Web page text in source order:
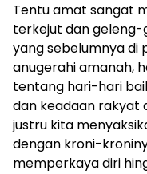
‎Tentu amat sangat
terkejut dan
yang sebelumnya di
anugerahi amanah,
tentang hari-hari
dan keadaan rakyat
justru kita
dengan kroni-
memperkaya diri